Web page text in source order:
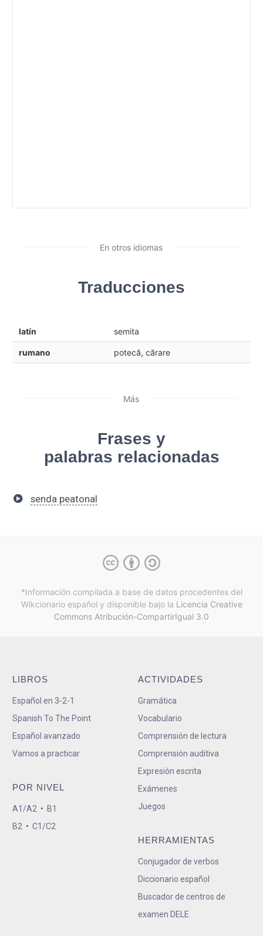
En otros idiomas
Traducciones
latín semita
rumano potecă, cărare
Más
Frases y
palabras relacionadas
senda peatonal
*Información compilada a base de datos procedentes del
Wikcionario español y disponible bajo la Licencia Creative
Commons Atribución-CompartirIgual 3.0
LIBROS
Español en 3-2-1
Spanish To The Point
Español avanzado
Vamos a practicar
POR NIVEL
A1/A2 • B1
B2 • C1/C2
ACTIVIDADES
Gramática
Vocabulario
Comprensión de lectura
Comprensión auditiva
Expresión escrita
Exámenes
Juegos
HERRAMIENTAS
Conjugador de verbos
Diccionario español
Buscador de centros de
examen DELE